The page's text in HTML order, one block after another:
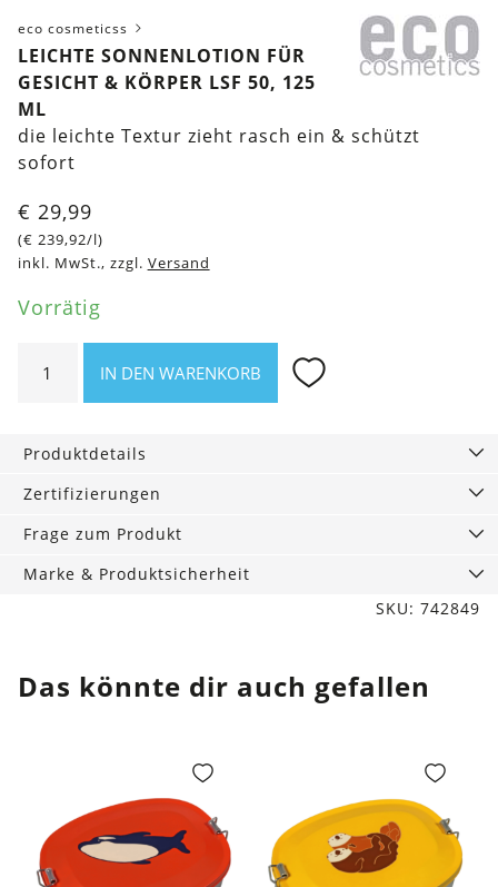
eco cosmeticss
LEICHTE SONNENLOTION FÜR
GESICHT & KÖRPER LSF 50, 125
ML
die leichte Textur zieht rasch ein & schützt
sofort
€ 29,99
(€ 239,92/l)
inkl. MwSt., zzgl. Versand
Vorrätig
Sonnenlotion
&
Körper
50,
125
IN DEN WARENKORB
Produktdetails
Zertifizierungen
Frage zum Produkt
Marke & Produktsicherheit
SKU: 742849
Das könnte dir auch gefallen